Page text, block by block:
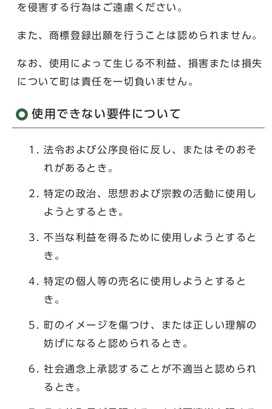
を侵害する行為はご遠慮ください。
また、商標登録出願を行うことは認められません。
なお、使用によって生じる不利益、損害または損失
について町は責任を一切負いません。
使用できない要件について
法令および公序良俗に反し、またはそのおそ
れがあるとき。
特定の政治、思想および宗教の活動に使用し
ようとするとき。
不当な利益を得るために使用しようとすると
き。
特定の個人等の売名に使用しようとすると
き。
町のイメージを傷つけ、または正しい理解の
妨げになると認められるとき。
社会通念上承認することが不適当と認められ
るとき。